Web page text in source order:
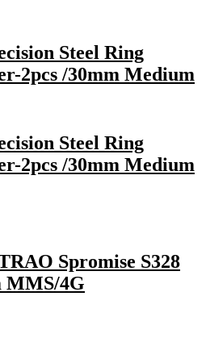
Steel Ring
2pcs /30mm Medium
Steel Ring
2pcs /30mm Medium
Spromise S328
MMS/4G